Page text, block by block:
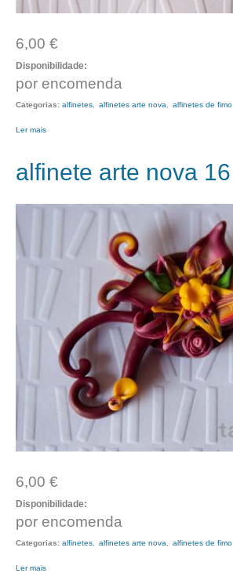
6,00 €
Disponibilidade:
por encomenda
Categorias: alfinetes alfinetes arte nova alfinetes de fimo
Ler mais
alfinete arte nova 16
6,00 €
Disponibilidade:
por encomenda
Categorias: alfinetes alfinetes arte nova alfinetes de fimo
Ler mais